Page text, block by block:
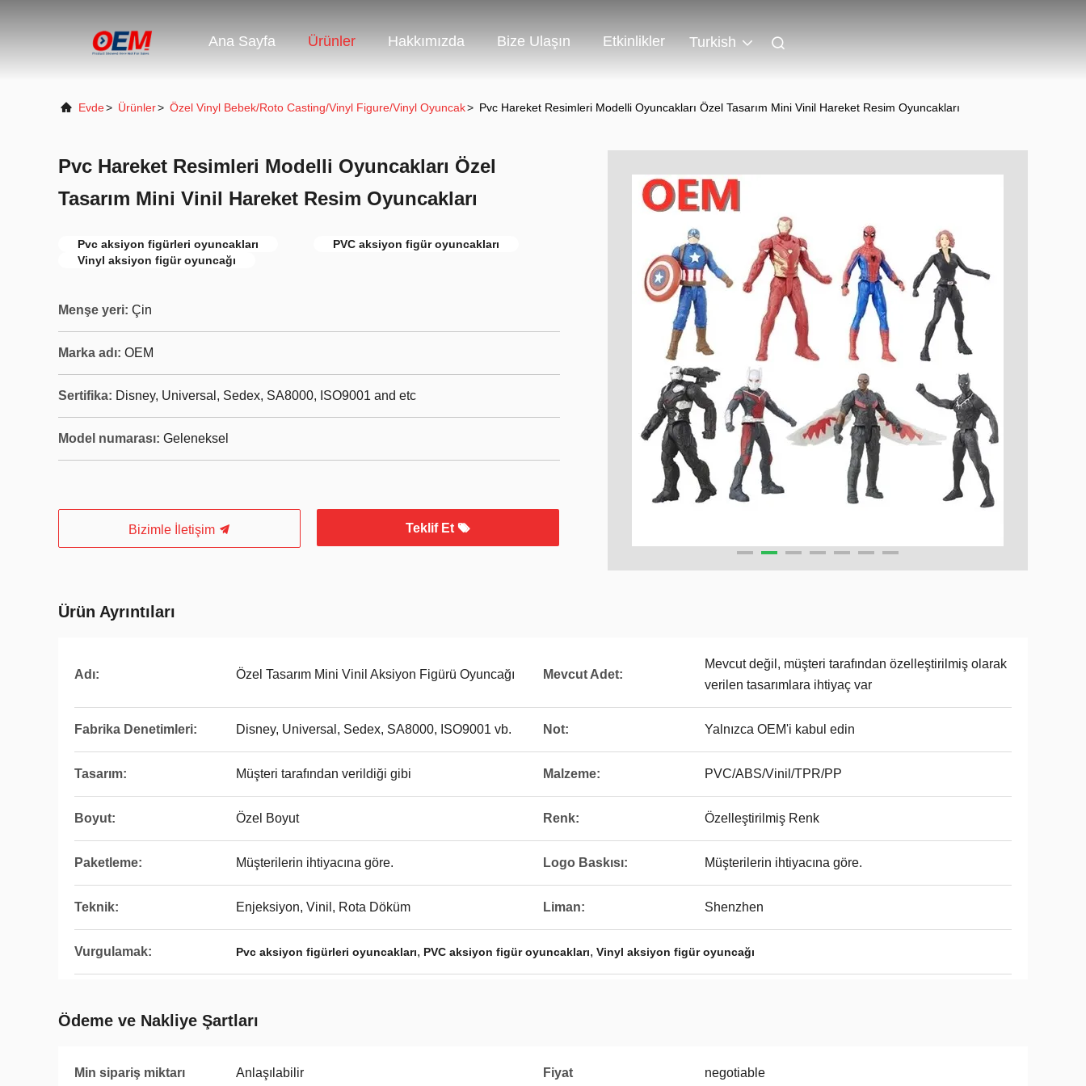
Ana Sayfa Ürünler Hakkımızda Bize Ulaşın Etkinlikler Turkish
Evde> Ürünler> Özel Vinyl Bebek/Roto Casting/Vinyl Figure/Vinyl Oyuncak> Pvc Hareket Resimleri Modelli Oyuncakları Özel Tasarım Mini Vinil Hareket Resim Oyuncakları
Pvc Hareket Resimleri Modelli Oyuncakları Özel
Tasarım Mini Vinil Hareket Resim Oyuncakları
Pvc aksiyon figürleri oyuncakları
PVC aksiyon figür oyuncakları
Vinyl aksiyon figür oyuncağı
Menşe yeri: Çin
Marka adı: OEM
Sertifika: Disney, Universal, Sedex, SA8000, ISO9001 and etc
Model numarası: Geleneksel
Bizimle İletişim Teklif Et
Ürün Ayrıntıları
Adı: Özel Tasarım Mini Vinil Aksiyon Figürü Oyuncağı Mevcut Adet:
Mevcut değil, müşteri tarafından özelleştirilmiş olarak
verilen tasarımlara ihtiyaç var
Fabrika Denetimleri: Disney, Universal, Sedex, SA8000, ISO9001 vb. Not: Yalnızca OEM'i kabul edin
Tasarım: Müşteri tarafından verildiği gibi Malzeme: PVC/ABS/Vinil/TPR/PP
Boyut: Özel Boyut Renk: Özelleştirilmiş Renk
Paketleme: Müşterilerin ihtiyacına göre. Logo Baskısı: Müşterilerin ihtiyacına göre.
Teknik: Enjeksiyon, Vinil, Rota Döküm Liman: Shenzhen
Vurgulamak: Pvc aksiyon figürleri oyuncakları, PVC aksiyon figür oyuncakları, Vinyl aksiyon figür oyuncağı
Ödeme ve Nakliye Şartları
Min sipariş miktarı Anlaşılabilir Fiyat negotiable